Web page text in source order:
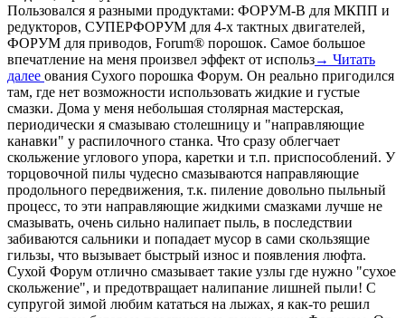
Пользовался я разными продуктами: ФОРУМ-В для МКПП и
редукторов, СУПЕРФОРУМ для 4-х тактных двигателей,
ФОРУМ для приводов, Forum® порошок. Самое большое
впечатление на меня произвел эффект от использ→ Читать
далее ования Сухого порошка Форум. Он реально пригодился
там, где нет возможности использовать жидкие и густые
смазки. Дома у меня небольшая столярная мастерская,
периодически я смазываю столешницу и "направляющие
канавки" у распилочного станка. Что сразу облегчает
скольжение углового упора, каретки и т.п. приспособлений. У
торцовочной пилы чудесно смазываются направляющие
продольного передвижения, т.к. пиление довольно пыльный
процесс, то эти направляющие жидкими смазками лучше не
смазывать, очень сильно налипает пыль, в последствии
забиваются сальники и попадает мусор в сами скользящие
гильзы, что вызывает быстрый износ и появления люфта.
Сухой Форум отлично смазывает такие узлы где нужно "сухое
скольжение", и предотвращает налипание лишней пыли! С
супругой зимой любим кататься на лыжах, я как-то решил